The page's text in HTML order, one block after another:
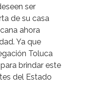
ser
de su casa
ahora
Ya que
Toluca
brindar este
del Estado